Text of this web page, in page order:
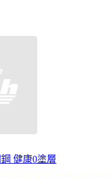
健康0塗層